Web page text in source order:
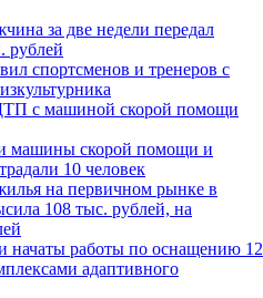
за две недели передал
рублей
спортсменов и тренеров с
с машиной скорой помощи
машины скорой помощи и
10 человек
на первичном рынке в
108 тыс. рублей, на
начаты работы по оснащению 12
адаптивного